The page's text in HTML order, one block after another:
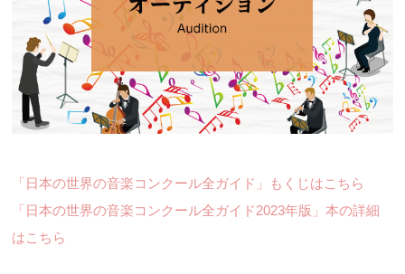
「日本の世界の音楽コンクール全ガイド」もくじはこちら
「日本の世界の音楽コンクール全ガイド2023年版」本の詳細
はこちら